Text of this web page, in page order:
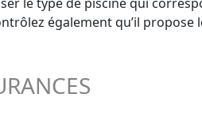
également qu’il